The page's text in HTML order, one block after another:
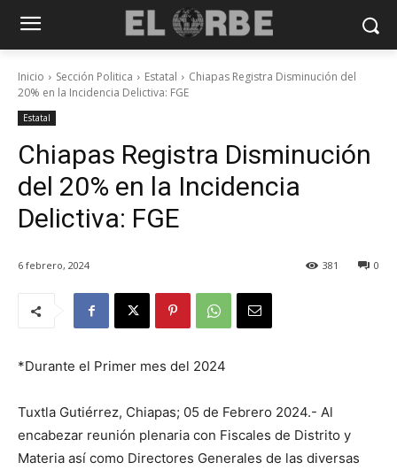
Inicio Sección Politica Estatal
Chiapas Registra Disminución del
20% en la Incidencia Delictiva: FGE
Estatal
Chiapas Registra Disminución
del 20% en la Incidencia
Delictiva: FGE
6 febrero, 2024 0
381
*Durante el Primer mes del 2024
Tuxtla Gutiérrez, Chiapas; 05 de Febrero 2024.- Al
encabezar reunión plenaria con Fiscales de Distrito y
Materia así como Directores Generales de las diversas